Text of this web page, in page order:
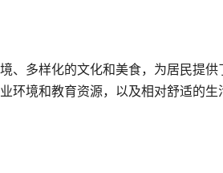
、多样化的文化和美食，为居民提供
环境和教育资源，以及相对舒适的生